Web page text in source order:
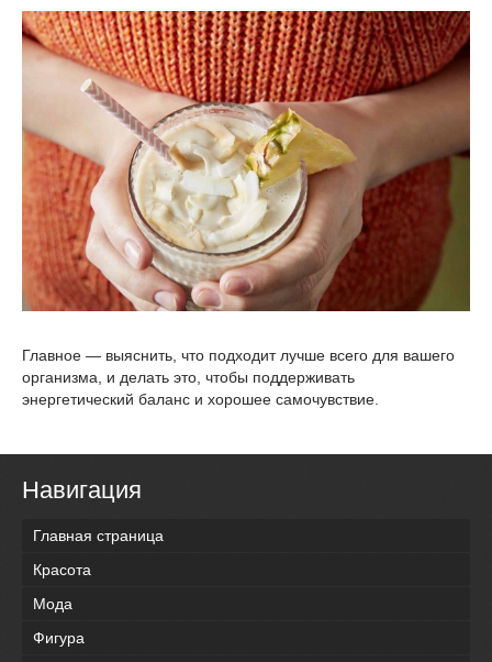
Главное — выяснить, что подходит лучше всего для вашего
организма, и делать это, чтобы поддерживать
энергетический баланс и хорошее самочувствие.
Навигация
Главная страница
Красота
Мода
Фигура